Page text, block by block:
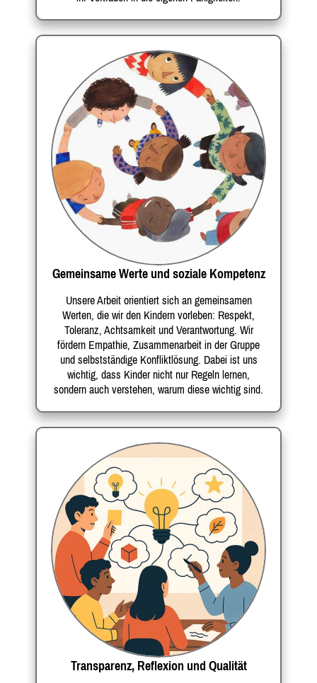
Gemeinsame Werte und soziale Kompetenz
Unsere Arbeit orientiert sich an gemeinsamen
Werten, die wir den Kindern vorleben: Respekt,
Toleranz, Achtsamkeit und Verantwortung. Wir
fördern Empathie, Zusammenarbeit in der Gruppe
und selbstständige Konfliktlösung. Dabei ist uns
wichtig, dass Kinder nicht nur Regeln lernen,
sondern auch verstehen, warum diese wichtig sind.
Transparenz, Reflexion und Qualität